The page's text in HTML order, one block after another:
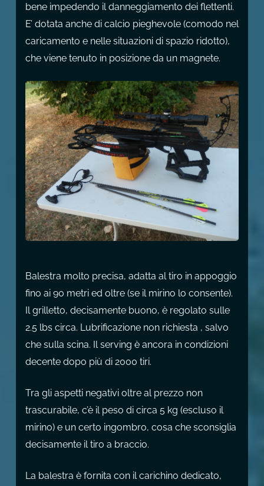
bene impedendo il danneggiamento dei flettenti.
E’ dotata anche di calcio pieghevole (comodo nel
caricamento e nelle situazioni di spazio ridotto),
che viene tenuto in posizione da un magnete.
Balestra molto precisa, adatta al tiro in appoggio
fino ai 90 metri ed oltre (se il mirino lo consente).
Il grilletto, decisamente buono, è regolato sulle
2.5 lbs circa. Lubrificazione non richiesta , salvo
che sulla scina. Il serving è ancora in condizioni
decente dopo più di 2000 tiri.
Tra gli aspetti negativi oltre al prezzo non
trascurabile, c’è il peso di circa 5 kg (escluso il
mirino) e un certo ingombro, cosa che sconsiglia
decisamente il tiro a braccio.
La balestra è fornita con il carichino dedicato,